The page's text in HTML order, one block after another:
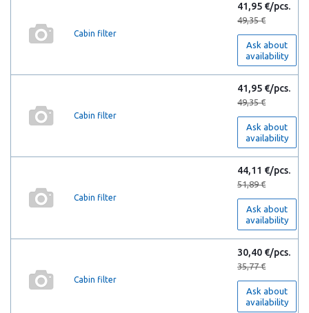
Cabin filter
41,95 €/pcs.
49,35 €
Ask about
availability
Cabin filter
41,95 €/pcs.
49,35 €
Ask about
availability
Cabin filter
44,11 €/pcs.
51,89 €
Ask about
availability
Cabin filter
30,40 €/pcs.
35,77 €
Ask about
availability